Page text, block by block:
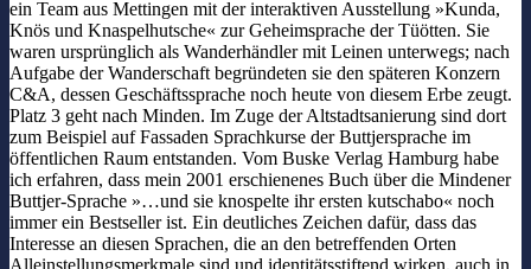
ein Team aus Mettingen mit der interaktiven Ausstellung »Kunda,
Knös und Knaspelhutsche« zur Geheimsprache der Tüötten. Sie
waren ursprünglich als Wanderhändler mit Leinen unterwegs; nach
Aufgabe der Wanderschaft begründeten sie den späteren Konzern
C&A, dessen Geschäftssprache noch heute von diesem Erbe zeugt.
Platz 3 geht nach Minden. Im Zuge der Altstadtsanierung sind dort
zum Beispiel auf Fassaden Sprachkurse der Buttjersprache im
öffentlichen Raum entstanden. Vom Buske Verlag Hamburg habe
ich erfahren, dass mein 2001 erschienenes Buch über die Mindener
Buttjer-Sprache »…und sie knospelte ihr ersten kutschabo« noch
immer ein Bestseller ist. Ein deutliches Zeichen dafür, dass das
Interesse an diesen Sprachen, die an den betreffenden Orten
Alleinstellungsmerkmale sind und identitätsstiftend wirken, auch in